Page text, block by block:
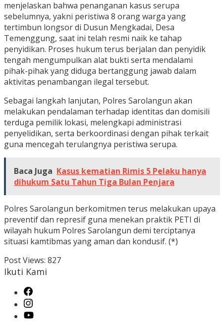
menjelaskan bahwa penanganan kasus serupa
sebelumnya, yakni peristiwa 8 orang warga yang
tertimbun longsor di Dusun Mengkadai, Desa
Temenggung, saat ini telah resmi naik ke tahap
penyidikan. Proses hukum terus berjalan dan penyidik
tengah mengumpulkan alat bukti serta mendalami
pihak-pihak yang diduga bertanggung jawab dalam
aktivitas penambangan ilegal tersebut.
Sebagai langkah lanjutan, Polres Sarolangun akan
melakukan pendalaman terhadap identitas dan domisili
terduga pemilik lokasi, melengkapi administrasi
penyelidikan, serta berkoordinasi dengan pihak terkait
guna mencegah terulangnya peristiwa serupa.
Baca Juga Kasus kematian Rimis 5 Pelaku hanya
dihukum Satu Tahun Tiga Bulan Penjara
Polres Sarolangun berkomitmen terus melakukan upaya
preventif dan represif guna menekan praktik PETI di
wilayah hukum Polres Sarolangun demi terciptanya
situasi kamtibmas yang aman dan kondusif. (*)
Post Views: 827
Ikuti Kami